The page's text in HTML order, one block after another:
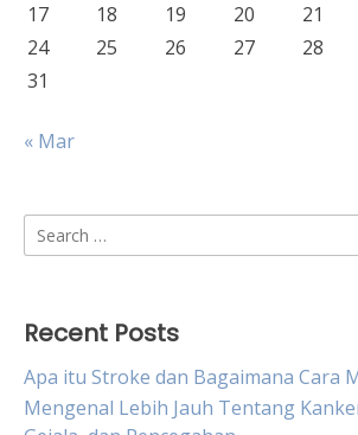
17
18 19 20 21
24
25 26 27 28
31
« Mar
Search
for:
Recent Posts
Apa itu Stroke dan Bagaimana Cara
Mengenal Lebih Jauh Tentang